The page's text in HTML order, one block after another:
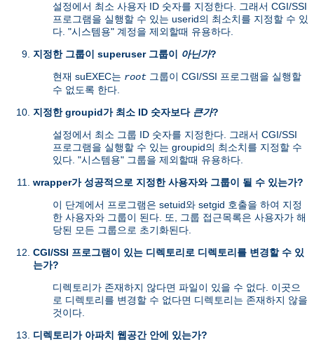
설정에서 최소 사용자 ID 숫자를 지정한다. 그래서 CGI/SSI
프로그램을 실행할 수 있는 userid의 최소치를 지정할 수 있
다. "시스템용" 계정을 제외할때 유용하다.
지정한 그룹이 superuser 그룹이
아닌가?
현재 suEXEC는 root 그룹이 CGI/SSI 프로그램을 실행할
수 없도록 한다.
지정한 groupid가 최소 ID 숫자보다 큰가?
설정에서 최소 그룹 ID 숫자를 지정한다. 그래서 CGI/SSI
프로그램을 실행할 수 있는 groupid의 최소치를 지정할 수
있다. "시스템용" 그룹을 제외할때 유용하다.
wrapper가 성공적으로 지정한 사용자와 그룹이 될 수 있는가?
이 단계에서 프로그램은 setuid와 setgid 호출을 하여 지정
한 사용자와 그룹이 된다. 또, 그룹 접근목록은 사용자가 해
당된 모든 그룹으로 초기화된다.
CGI/SSI 프로그램이 있는 디렉토리로 디렉토리를 변경할 수 있
는가?
디렉토리가 존재하지 않다면 파일이 있을 수 없다. 이곳으
로 디렉토리를 변경할 수 없다면 디렉토리는 존재하지 않을
것이다.
디렉토리가 아파치 웹공간 안에 있는가?